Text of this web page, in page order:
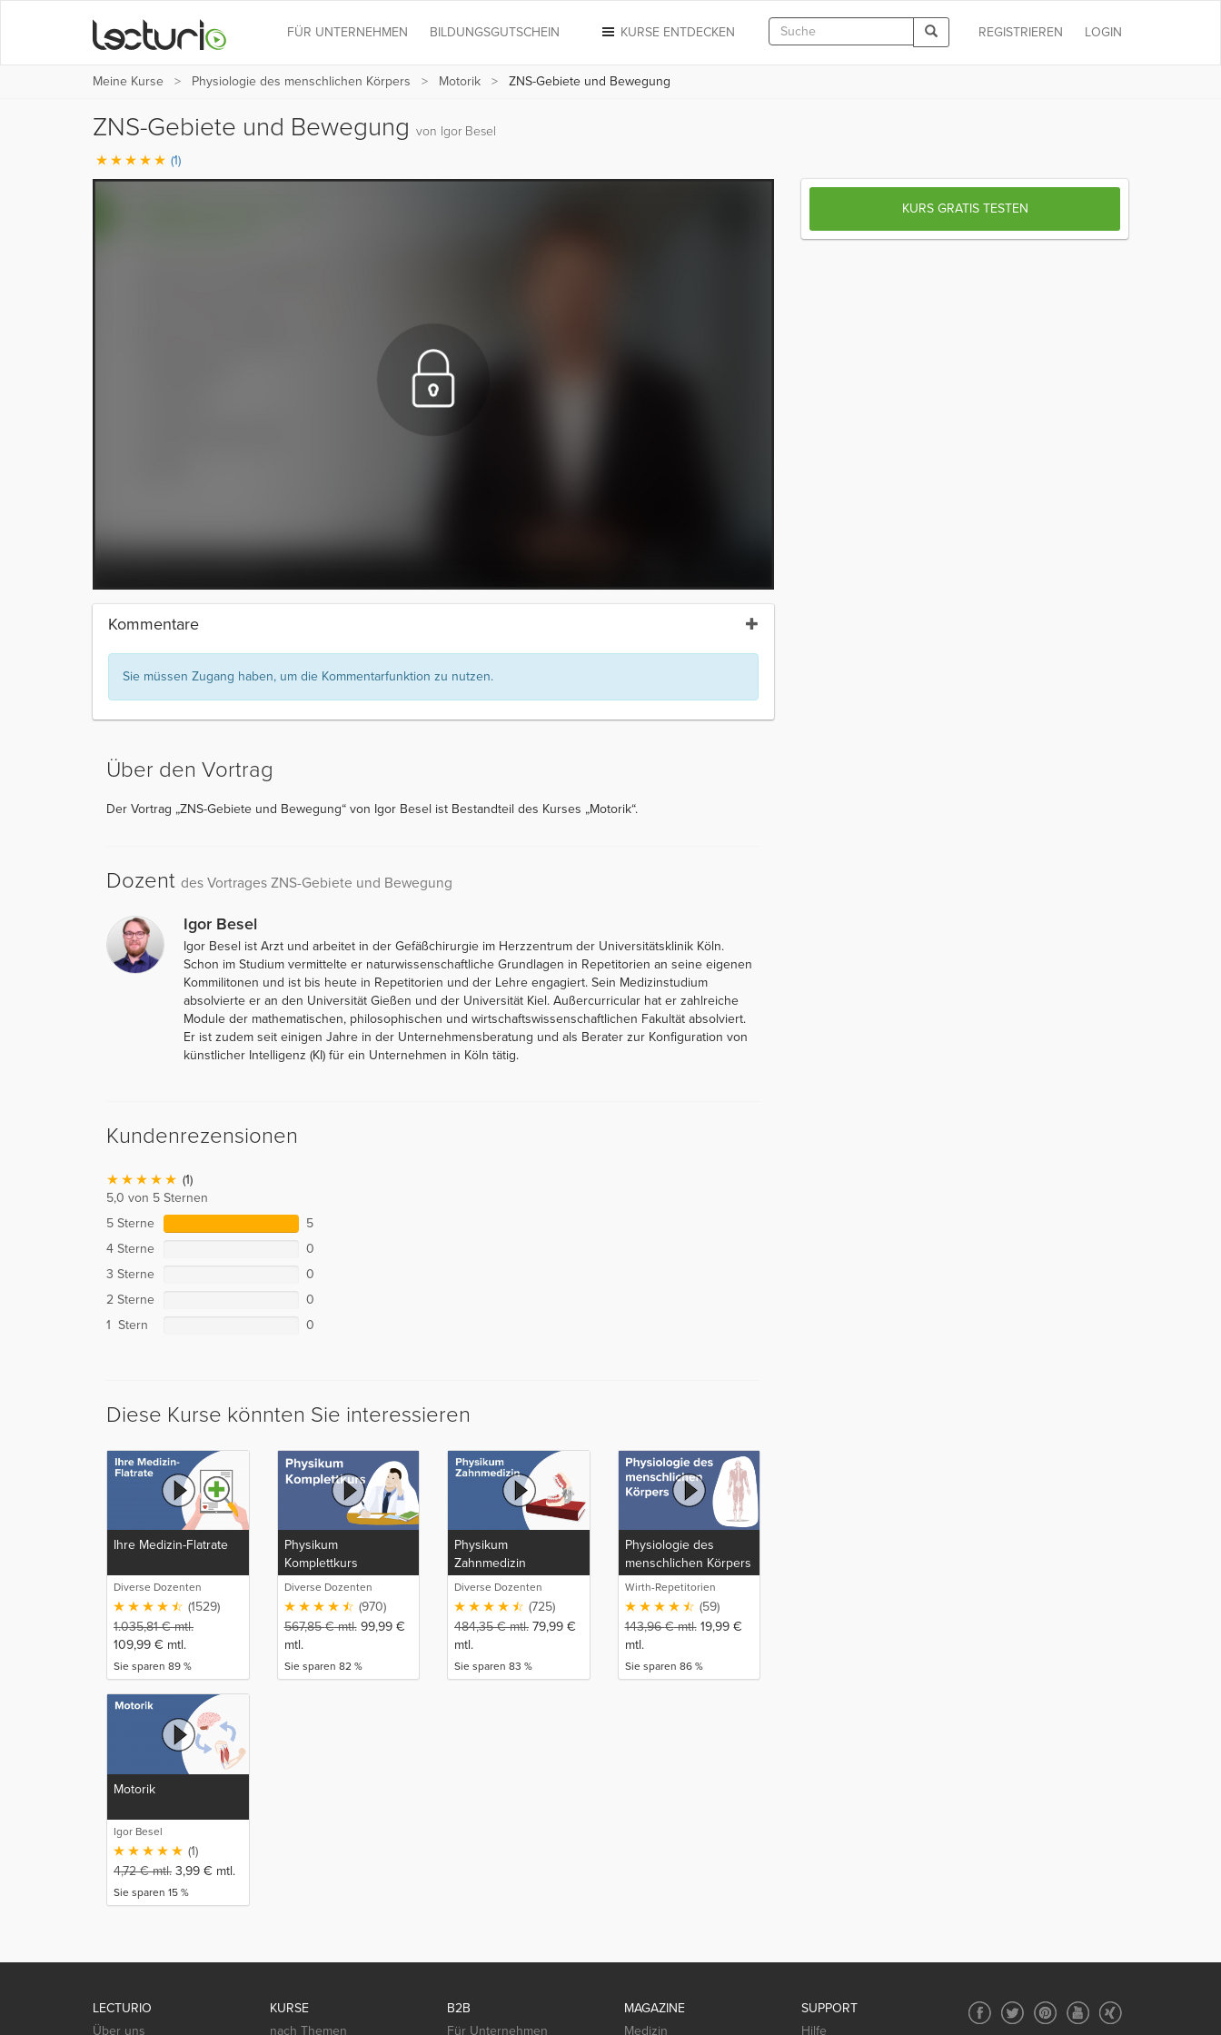
LOGIN
REGISTRIEREN
KURSE ENTDECKEN
FÜR UNTERNEHMEN BILDUNGSGUTSCHEIN
Meine Kurse Physiologie des menschlichen Körpers Motorik ZNS-Gebiete und Bewegung
ZNS-Gebiete und Bewegung von Igor Besel
(1)
Kommentare
Sie müssen Zugang haben, um die Kommentarfunktion zu nutzen.
Über den Vortrag
Der Vortrag „ZNS-Gebiete und Bewegung“ von Igor Besel ist Bestandteil des Kurses „Motorik“.
Dozent des Vortrages ZNS-Gebiete und Bewegung
Igor Besel
Igor Besel ist Arzt und arbeitet in der Gefäßchirurgie im Herzzentrum der Universitätsklinik Köln.
Schon im Studium vermittelte er naturwissenschaftliche Grundlagen in Repetitorien an seine eigenen
Kommilitonen und ist bis heute in Repetitorien und der Lehre engagiert. Sein Medizinstudium
absolvierte er an den Universität Gießen und der Universität Kiel. Außercurricular hat er zahlreiche
Module der mathematischen, philosophischen und wirtschaftswissenschaftlichen Fakultät absolviert.
Er ist zudem seit einigen Jahre in der Unternehmensberatung und als Berater zur Konfiguration von
künstlicher Intelligenz (KI) für ein Unternehmen in Köln tätig.
Kundenrezensionen
(1)
5,0 von 5 Sternen
5 Sterne
5
4 Sterne
0
3 Sterne
0
2 Sterne
0
1 Stern
0
Diese Kurse könnten Sie interessieren
Ihre Medizin-Flatrate
Diverse Dozenten
(1529)
1.035,81€mtl.
109,99 € mtl.
Sie sparen 89 %
Physikum
Komplettkurs
Diverse Dozenten
(970)
567,85€mtl. 99,99 €
mtl.
Sie sparen 82 %
Physikum
Zahnmedizin
Diverse Dozenten
(725)
484,35€mtl. 79,99 €
mtl.
Sie sparen 83 %
Physiologie des
menschlichen Körpers
Wirth-Repetitorien
(59)
143,96€mtl. 19,99 €
mtl.
Sie sparen 86 %
Motorik
Igor Besel
(1)
4,72€mtl. 3,99 € mtl.
Sie sparen 15 %
KURS GRATIS TESTEN
LECTURIO
Über uns
KURSE
nach Themen
B2B
Für Unternehmen
MAGAZINE
Medizin
SUPPORT
Hilfe